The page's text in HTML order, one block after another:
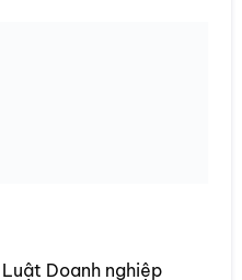
Doanh nghiệp